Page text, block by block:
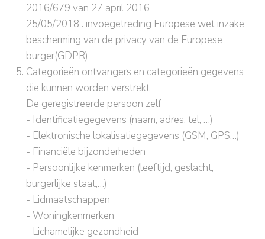
2016/679 van 27 april 2016
25/05/2018 : invoegetreding Europese wet inzake
bescherming van de privacy van de Europese
burger(GDPR)
Categorieën ontvangers en categorieën gegevens
die kunnen worden verstrekt
De geregistreerde persoon zelf
- Identificatiegegevens (naam, adres, tel, …)
- Elektronische lokalisatiegegevens (GSM, GPS…)
- Financiële bijzonderheden
- Persoonlijke kenmerken (leeftijd, geslacht,
burgerlijke staat,…)
- Lidmaatschappen
- Woningkenmerken
- Lichamelijke gezondheid